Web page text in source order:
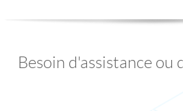
Besoin d'assistance ou